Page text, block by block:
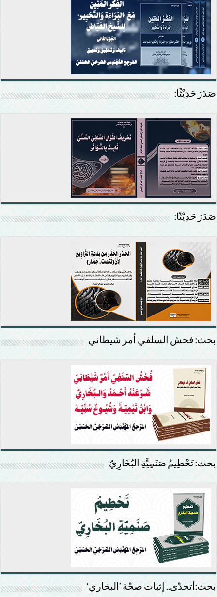
صَدَرَ حَدِيْثًا:
صَدَرَ حَدِيْثًا:
بحث: فحش السلفي أمر شيطاني
بحث: تَحْطِيمُ صَنَمِيَّةِ البُخَارِيّ
بحث:أتحدّى.. إثبات صحّة ’البخاري‘